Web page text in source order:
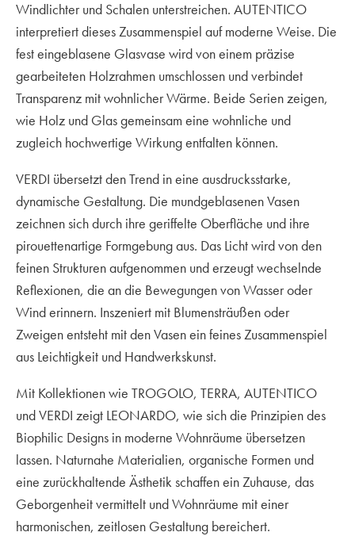
Windlichter und Schalen unterstreichen. AUTENTICO
interpretiert dieses Zusammenspiel auf moderne Weise. Die
fest eingeblasene Glasvase wird von einem präzise
gearbeiteten Holzrahmen umschlossen und verbindet
Transparenz mit wohnlicher Wärme. Beide Serien zeigen,
wie Holz und Glas gemeinsam eine wohnliche und
zugleich hochwertige Wirkung entfalten können.
VERDI übersetzt den Trend in eine ausdrucksstarke,
dynamische Gestaltung. Die mundgeblasenen Vasen
zeichnen sich durch ihre geriffelte Oberfläche und ihre
pirouettenartige Formgebung aus. Das Licht wird von den
feinen Strukturen aufgenommen und erzeugt wechselnde
Reflexionen, die an die Bewegungen von Wasser oder
Wind erinnern. Inszeniert mit Blumensträußen oder
Zweigen entsteht mit den Vasen ein feines Zusammenspiel
aus Leichtigkeit und Handwerkskunst.
Mit Kollektionen wie TROGOLO, TERRA, AUTENTICO
und VERDI zeigt LEONARDO, wie sich die Prinzipien des
Biophilic Designs in moderne Wohnräume übersetzen
lassen. Naturnahe Materialien, organische Formen und
eine zurückhaltende Ästhetik schaffen ein Zuhause, das
Geborgenheit vermittelt und Wohnräume mit einer
harmonischen, zeitlosen Gestaltung bereichert.